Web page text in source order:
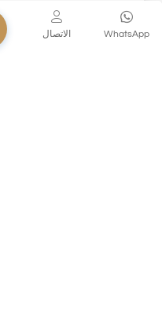
WhatsApp الاتصال